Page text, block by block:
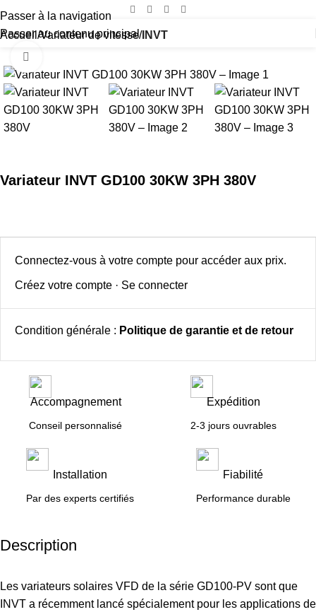
Passer à la navigation
Passer au contenu principal
Accueil Variateur de vitesse INVT
Variateur INVT GD100 30KW 3PH 380V
Connectez-vous à votre compte pour accéder aux prix.
Créez votre compte · Se connecter
Condition générale : Politique de garantie et de retour
Accompagnement
Conseil personnalisé
Expédition
2-3 jours ouvrables
Installation
Par des experts certifiés
Fiabilité
Performance durable
Description
Les variateurs solaires VFD de la série GD100-PV sont que
INVT a récemment lancé spécialement pour les applications de